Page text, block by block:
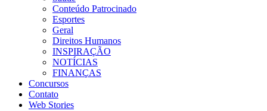
Conteúdo Patrocinado
Esportes
Geral
Direitos Humanos
INSPIRAÇÃO
NOTÍCIAS
FINANÇAS
Concursos
Contato
Web Stories